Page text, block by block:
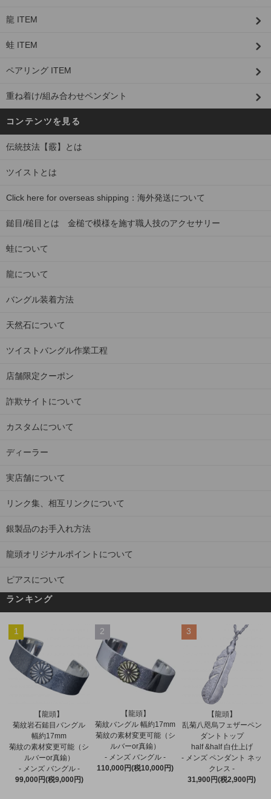
龍 ITEM
蛙 ITEM
ペアリング ITEM
重ね着け/組み合わせペンダント
コンテンツを見る
伝統技法【霰】とは
ツイストとは
Click here for overseas shipping：海外発送について
鎚目/槌目とは 金槌で模様を施す職人技のアクセサリー
蛙について
龍について
バングル装着方法
天然石について
ツイストバングル作業工程
店舗限定クーポン
詐欺サイトについて
カスタムについて
ディーラー
実店舗について
リンク集、相互リンクについて
銀製品のお手入れ方法
龍頭オリジナルポイントについて
ピアスについて
ランキング
1
【龍頭】
菊紋岩石鎚目バングル
幅約17mm
菊紋の素材変更可能（シ
ルバーor真鍮）
- メンズ バングル -
99,000円(税9,000円)
2
【龍頭】
菊紋バングル 幅約17mm
菊紋の素材変更可能（シ
ルバーor真鍮）
- メンズ バングル -
110,000円(税10,000円)
3
【龍頭】
乱菊八咫烏フェザーペン
ダントトップ
half &half 白仕上げ
- メンズ ペンダント ネッ
クレス -
31,900円(税2,900円)